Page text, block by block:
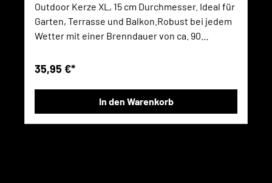
Outdoor Kerze XL, 15 cm Durchmesser. Ideal für
Garten, Terrasse und Balkon.Robust bei jedem
Wetter mit einer Brenndauer von ca. 90
Stunden am Stück brennen lassen.Aus
veredelt.Kerzenwachs ca. 1500g mit
schwarzem Paraffin.Größe: 15 cm Durchmesser,
35,95 €*
In den Warenkorb